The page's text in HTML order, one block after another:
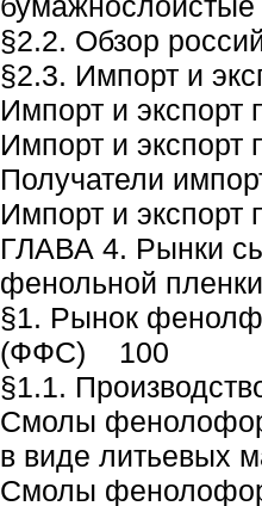
§2.2. Обзор
§2.3. Импорт и
Импорт и
Импорт и
Получатели
Импорт и
ГЛАВА 4. Рынки
фенольной
§1. Рынок
(ФФС) 100
§1.1.
Смолы
в виде литьевых
Смолы